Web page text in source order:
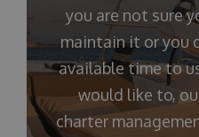
you are not sure
maintain it or you
available time to
would like to,
charter